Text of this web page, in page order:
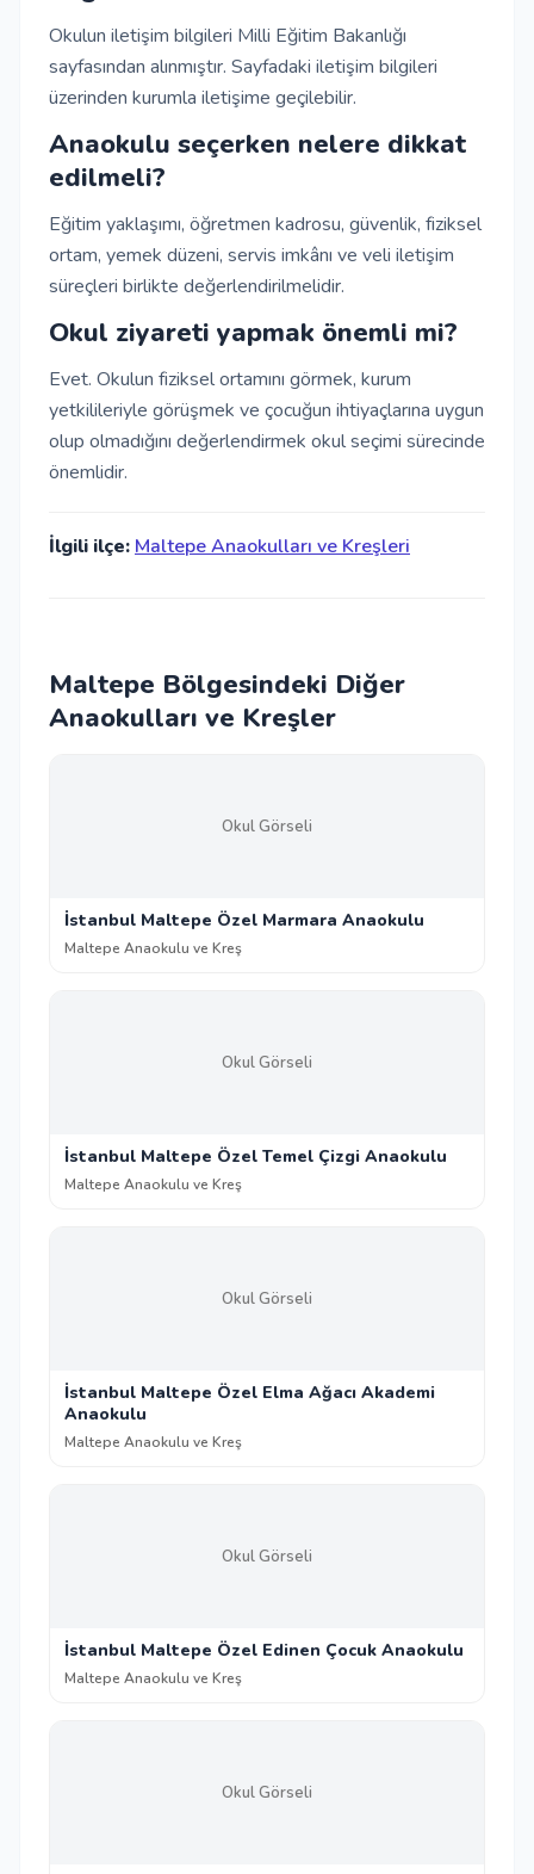
Okulun iletişim bilgileri Milli Eğitim Bakanlığı
sayfasından alınmıştır. Sayfadaki iletişim bilgileri
üzerinden kurumla iletişime geçilebilir.
Anaokulu seçerken nelere dikkat
edilmeli?
Eğitim yaklaşımı, öğretmen kadrosu, güvenlik, fiziksel
ortam, yemek düzeni, servis imkânı ve veli iletişim
süreçleri birlikte değerlendirilmelidir.
Okul ziyareti yapmak önemli mi?
Evet. Okulun fiziksel ortamını görmek, kurum
yetkilileriyle görüşmek ve çocuğun ihtiyaçlarına uygun
olup olmadığını değerlendirmek okul seçimi sürecinde
önemlidir.
İlgili ilçe: Maltepe Anaokulları ve Kreşleri
Maltepe Bölgesindeki Diğer
Anaokulları ve Kreşler
Okul Görseli
İstanbul Maltepe Özel Marmara Anaokulu
Maltepe Anaokulu ve Kreş
Okul Görseli
İstanbul Maltepe Özel Temel Çizgi Anaokulu
Maltepe Anaokulu ve Kreş
Okul Görseli
İstanbul Maltepe Özel Elma Ağacı Akademi
Anaokulu
Maltepe Anaokulu ve Kreş
Okul Görseli
İstanbul Maltepe Özel Edinen Çocuk Anaokulu
Maltepe Anaokulu ve Kreş
Okul Görseli